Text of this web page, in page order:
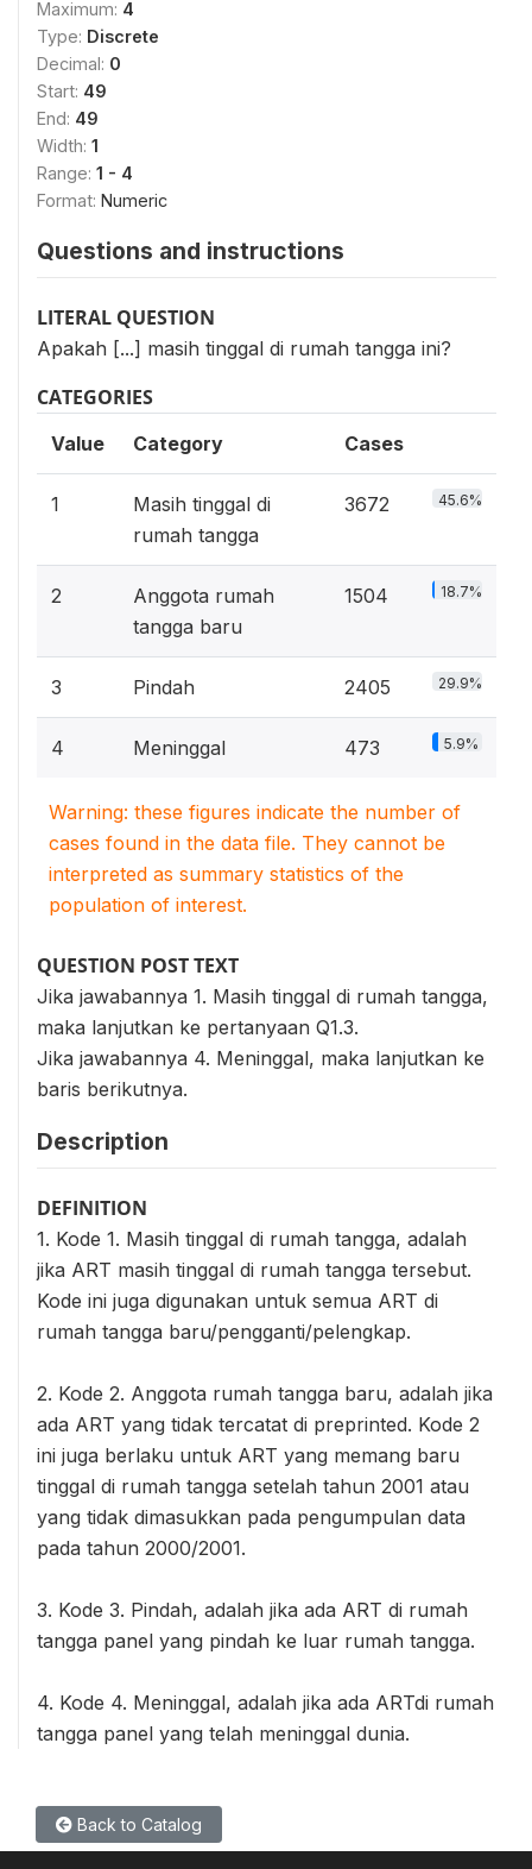
Maximum: 4
Type: Discrete
Decimal: 0
Start: 49
End: 49
Width: 1
Range: 1 - 4
Format: Numeric
Questions and instructions
LITERAL QUESTION
Apakah [...] masih tinggal di rumah tangga ini?
CATEGORIES
Value Category Cases
1
Masih tinggal di
rumah tangga
3672 45.6%
2
Anggota rumah
tangga baru
1504 18.7%
3 Pindah 2405 29.9%
4 Meninggal 473 5.9%
Warning: these figures indicate the number of
cases found in the data file. They cannot be
interpreted as summary statistics of the
population of interest.
QUESTION POST TEXT
Jika jawabannya 1. Masih tinggal di rumah tangga,
maka lanjutkan ke pertanyaan Q1.3.
Jika jawabannya 4. Meninggal, maka lanjutkan ke
baris berikutnya.
Description
DEFINITION
1. Kode 1. Masih tinggal di rumah tangga, adalah
jika ART masih tinggal di rumah tangga tersebut.
Kode ini juga digunakan untuk semua ART di
rumah tangga baru/pengganti/pelengkap.
2. Kode 2. Anggota rumah tangga baru, adalah jika
ada ART yang tidak tercatat di preprinted. Kode 2
ini juga berlaku untuk ART yang memang baru
tinggal di rumah tangga setelah tahun 2001 atau
yang tidak dimasukkan pada pengumpulan data
pada tahun 2000/2001.
3. Kode 3. Pindah, adalah jika ada ART di rumah
tangga panel yang pindah ke luar rumah tangga.
4. Kode 4. Meninggal, adalah jika ada ARTdi rumah
tangga panel yang telah meninggal dunia.
Back to Catalog